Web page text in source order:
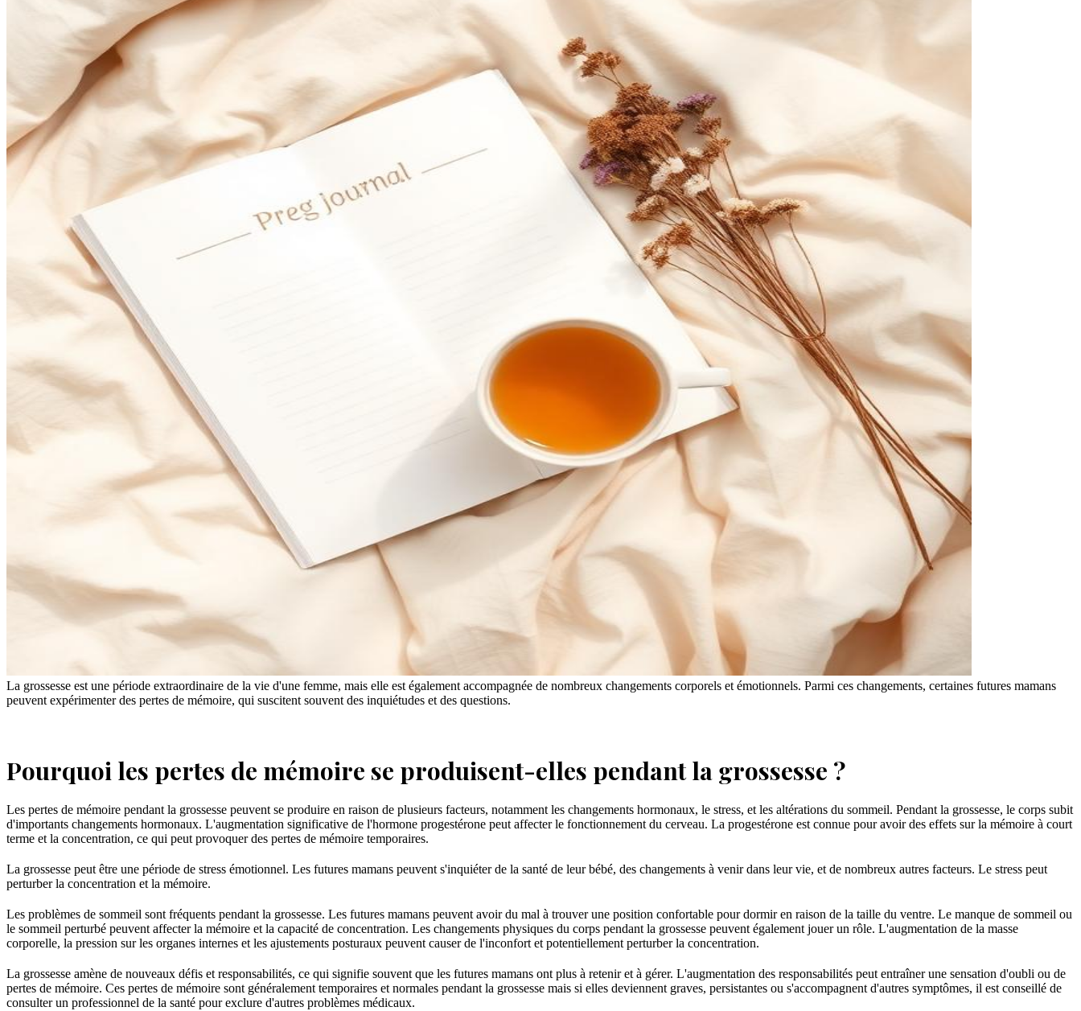
La grossesse est une période extraordinaire de la vie d'une femme, mais elle est également accompagnée de nombreux changements corporels et émotionnels. Parmi ces changements, certaines futures mamans
peuvent expérimenter des pertes de mémoire, qui suscitent souvent des inquiétudes et des questions.
Pourquoi les pertes de mémoire se produisent-elles pendant la grossesse ?
Les pertes de mémoire pendant la grossesse peuvent se produire en raison de plusieurs facteurs, notamment les changements hormonaux, le stress, et les altérations du sommeil. Pendant la grossesse, le corps subit
d'importants changements hormonaux. L'augmentation significative de l'hormone progestérone peut affecter le fonctionnement du cerveau. La progestérone est connue pour avoir des effets sur la mémoire à court
terme et la concentration, ce qui peut provoquer des pertes de mémoire temporaires.
La grossesse peut être une période de stress émotionnel. Les futures mamans peuvent s'inquiéter de la santé de leur bébé, des changements à venir dans leur vie, et de nombreux autres facteurs. Le stress peut
perturber la concentration et la mémoire.
Les problèmes de sommeil sont fréquents pendant la grossesse. Les futures mamans peuvent avoir du mal à trouver une position confortable pour dormir en raison de la taille du ventre. Le manque de sommeil ou
le sommeil perturbé peuvent affecter la mémoire et la capacité de concentration. Les changements physiques du corps pendant la grossesse peuvent également jouer un rôle. L'augmentation de la masse
corporelle, la pression sur les organes internes et les ajustements posturaux peuvent causer de l'inconfort et potentiellement perturber la concentration.
La grossesse amène de nouveaux défis et responsabilités, ce qui signifie souvent que les futures mamans ont plus à retenir et à gérer. L'augmentation des responsabilités peut entraîner une sensation d'oubli ou de
pertes de mémoire. Ces pertes de mémoire sont généralement temporaires et normales pendant la grossesse mais si elles deviennent graves, persistantes ou s'accompagnent d'autres symptômes, il est conseillé de
consulter un professionnel de la santé pour exclure d'autres problèmes médicaux.